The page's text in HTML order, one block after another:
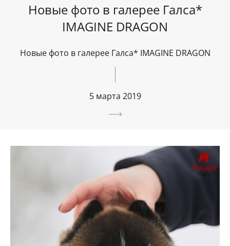
Новые фото в галерее Галса*
IMAGINE DRAGON
Новые фото в галерее Галса* IMAGINE DRAGON
5 марта 2019